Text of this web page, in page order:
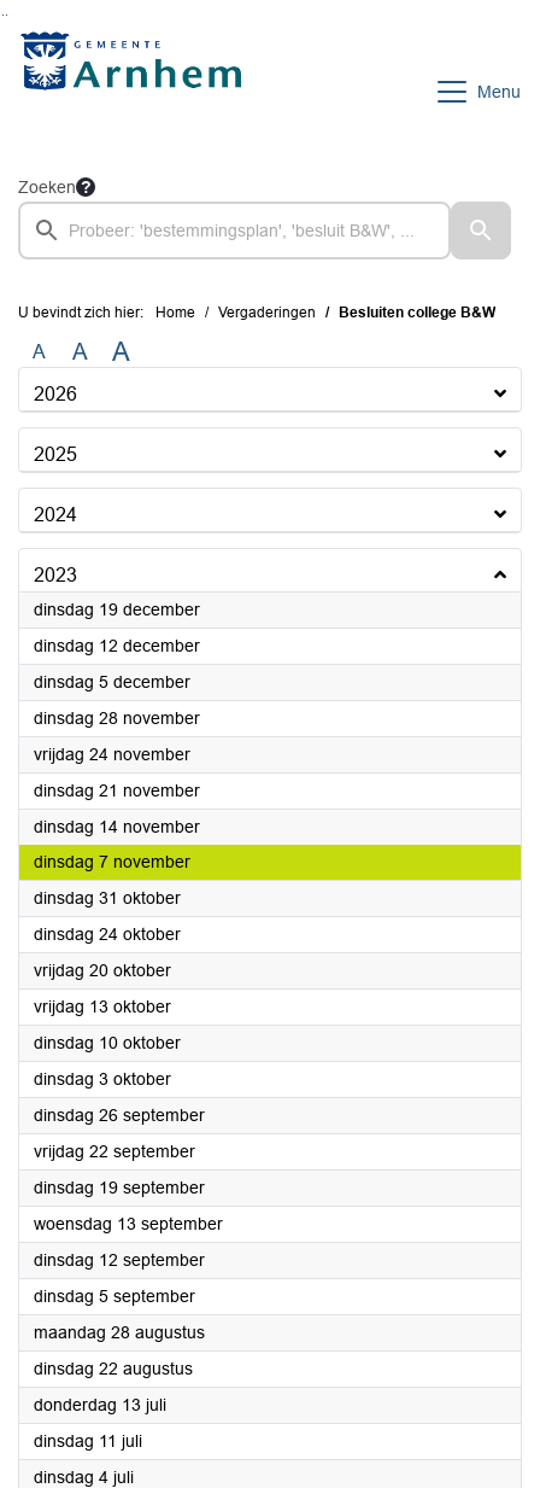
Menu
Zoeken
U bevindt zich hier: Home Vergaderingen Besluiten college B&W
A A A
2026
2025
2024
2023
dinsdag 19 december2023
dinsdag 12 december2023
dinsdag 5 december2023
dinsdag 28 november2023
vrijdag 24 november2023
dinsdag 21 november2023
dinsdag 14 november2023
dinsdag 7 november2023
dinsdag 31 oktober2023
dinsdag 24 oktober2023
vrijdag 20 oktober2023
vrijdag 13 oktober2023
dinsdag 10 oktober2023
dinsdag 3 oktober2023
dinsdag 26 september2023
vrijdag 22 september2023
dinsdag 19 september2023
woensdag 13 september2023
dinsdag 12 september2023
dinsdag 5 september2023
maandag 28 augustus2023
dinsdag 22 augustus2023
donderdag 13 juli2023
dinsdag 11 juli2023
dinsdag 4 juli2023